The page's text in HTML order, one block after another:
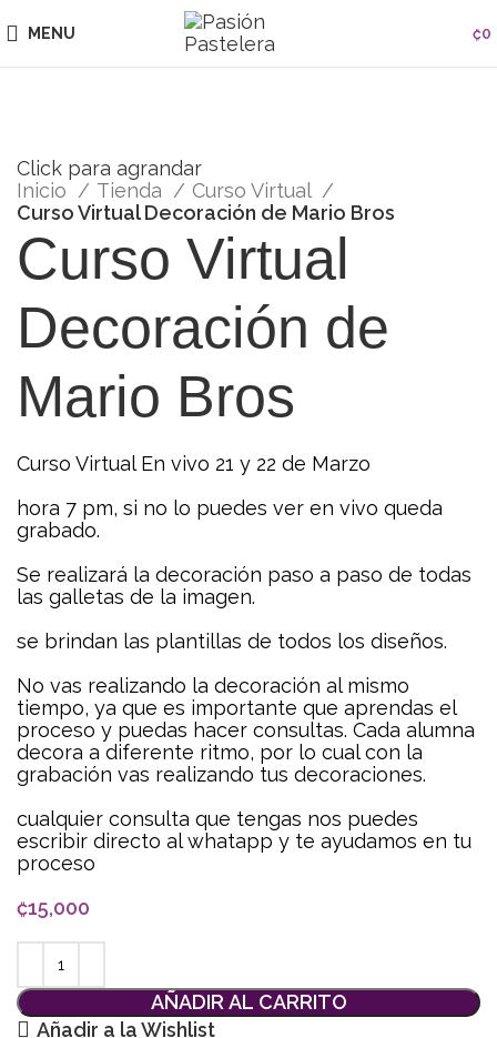
MENU ₡0
Click para agrandar
Inicio
Tienda
Curso Virtual
Curso Virtual Decoración de Mario Bros
Curso Virtual
Decoración de
Mario Bros
Curso Virtual En vivo 21 y 22 de Marzo
hora 7 pm, si no lo puedes ver en vivo queda
grabado.
Se realizará la decoración paso a paso de todas
las galletas de la imagen.
se brindan las plantillas de todos los diseños.
No vas realizando la decoración al mismo
tiempo, ya que es importante que aprendas el
proceso y puedas hacer consultas. Cada alumna
decora a diferente ritmo, por lo cual con la
grabación vas realizando tus decoraciones.
cualquier consulta que tengas nos puedes
escribir directo al whatapp y te ayudamos en tu
proceso
₡15,000
AÑADIR AL CARRITO
Añadir a la Wishlist